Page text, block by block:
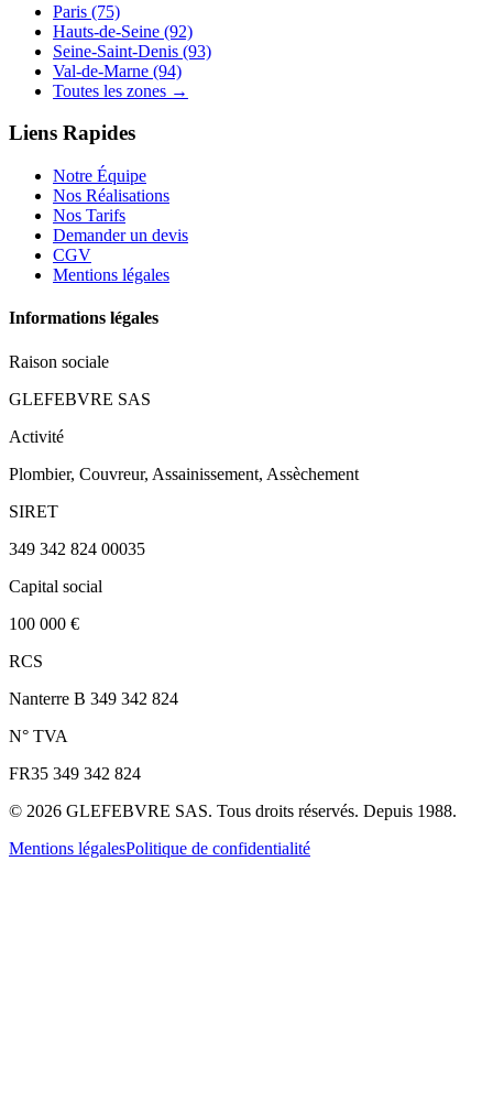
Paris (75)
Hauts-de-Seine (92)
Seine-Saint-Denis (93)
Val-de-Marne (94)
Toutes les zones →
Liens Rapides
Notre Équipe
Nos Réalisations
Nos Tarifs
Demander un devis
CGV
Mentions légales
Informations légales
Raison sociale
GLEFEBVRE SAS
Activité
Plombier, Couvreur, Assainissement, Assèchement
SIRET
349 342 824 00035
Capital social
100 000 €
RCS
Nanterre B 349 342 824
N° TVA
FR35 349 342 824
© 2026 GLEFEBVRE SAS. Tous droits réservés. Depuis 1988.
Mentions légalesPolitique de confidentialité